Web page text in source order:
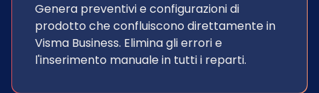
Genera preventivi e configurazioni di
prodotto che confluiscono direttamente in
Visma Business. Elimina gli errori e
l'inserimento manuale in tutti i reparti.